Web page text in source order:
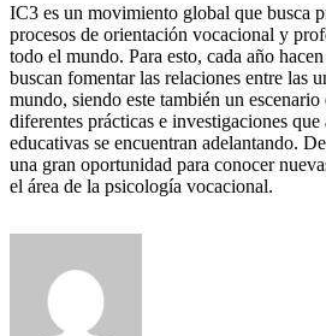
IC3 es un movimiento global que busca
procesos de orientación vocacional y
todo el mundo. Para esto, cada año
buscan fomentar las relaciones entre las
mundo, siendo este también un
diferentes prácticas e investigaciones
educativas se encuentran adelantando.
una gran oportunidad para conocer
el área de la psicología vocacional.